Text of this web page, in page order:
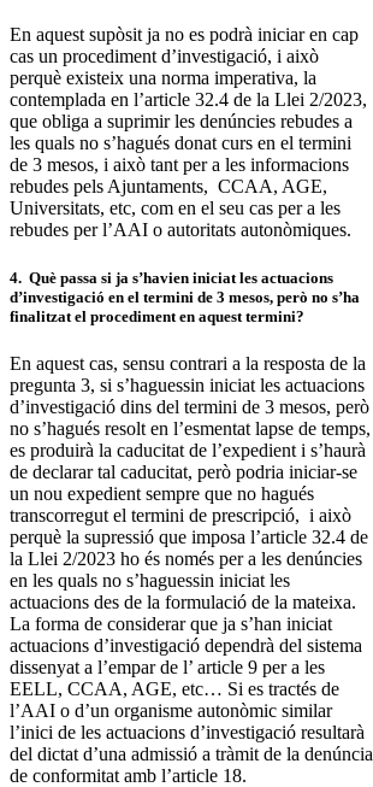
En aquest supòsit ja no es podrà iniciar en cap
cas un procediment d’investigació, i això
perquè existeix una norma imperativa, la
contemplada en l’article 32.4 de la Llei 2/2023,
que obliga a suprimir les denúncies rebudes a
les quals no s’hagués donat curs en el termini
de 3 mesos, i això tant per a les informacions
rebudes pels Ajuntaments, CCAA, AGE,
Universitats, etc, com en el seu cas per a les
rebudes per l’AAI o autoritats autonòmiques.
4. Què passa si ja s’havien iniciat les actuacions
d’investigació en el termini de 3 mesos, però no s’ha
finalitzat el procediment en aquest termini?
En aquest cas, sensu contrari a la resposta de la
pregunta 3, si s’haguessin iniciat les actuacions
d’investigació dins del termini de 3 mesos, però
no s’hagués resolt en l’esmentat lapse de temps,
es produirà la caducitat de l’expedient i s’haurà
de declarar tal caducitat, però podria iniciar-se
un nou expedient sempre que no hagués
transcorregut el termini de prescripció, i això
perquè la supressió que imposa l’article 32.4 de
la Llei 2/2023 ho és només per a les denúncies
en les quals no s’haguessin iniciat les
actuacions des de la formulació de la mateixa.
La forma de considerar que ja s’han iniciat
actuacions d’investigació dependrà del sistema
dissenyat a l’empar de l’ article 9 per a les
EELL, CCAA, AGE, etc… Si es tractés de
l’AAI o d’un organisme autonòmic similar
l’inici de les actuacions d’investigació resultarà
del dictat d’una admissió a tràmit de la denúncia
de conformitat amb l’article 18.